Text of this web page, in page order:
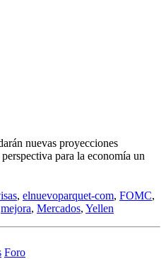
nuevas proyecciones
para la economía un
, elnuevoparquet-com, FOMC,
mejora, Mercados, Yellen
Foro